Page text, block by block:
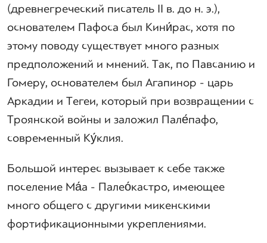
(древнегреческий писатель II в. до н. э.),
основателем Пафоса был Кини́рас, хотя по
этому поводу существует много разных
предположений и мнений. Так, по Павсанию и
Гомеру, основателем был Агапинор - царь
Аркадии и Тегеи, который при возвращении с
Троянской войны и заложил Пале́пафо,
современный Ку́клия.
Большой интерес вызывает к себе также
поселение Ма́а - Палео́кастро, имеющее
много общего с другими микенскими
фортификационными укреплениями.